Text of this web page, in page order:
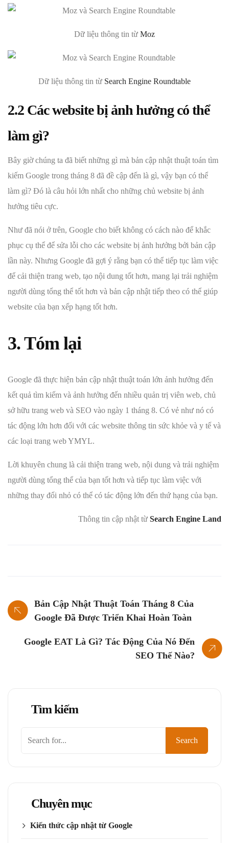
Dữ liệu thông tin từ Moz
Dữ liệu thông tin từ Search Engine Roundtable
2.2 Các website bị ảnh hưởng có thể
làm gì?
Bây giờ chúng ta đã biết những gì mà bản cập nhật thuật toán tìm
kiếm Google trong tháng 8 đã đề cập đến là gì, vậy bạn có thể
làm gì? Đó là câu hỏi lớn nhất cho những chủ website bị ảnh
hưởng tiêu cực.
Như đã nói ở trên, Google cho biết không có cách nào để khắc
phục cụ thể để sửa lỗi cho các website bị ảnh hưởng bởi bản cập
lần này. Nhưng Google đã gợi ý rằng bạn có thể tiếp tục làm việc
để cải thiện trang web, tạo nội dung tốt hơn, mang lại trải nghiệm
người dùng tổng thể tốt hơn và bản cập nhật tiếp theo có thể giúp
website của bạn xếp hạng tốt hơn.
3. Tóm lại
Google đã thực hiện bản cập nhật thuật toán lớn ảnh hưởng đến
kết quả tìm kiếm và ảnh hưởng đến nhiều quản trị viên web, chủ
sở hữu trang web và SEO vào ngày 1 tháng 8. Có vẻ như nó có
tác động lớn hơn đối với các website thông tin sức khỏe và y tế và
các loại trang web YMYL.
Lời khuyên chung là cải thiện trang web, nội dung và trải nghiệm
người dùng tổng thể của bạn tốt hơn và tiếp tục làm việc với
những thay đổi nhỏ có thể có tác động lớn đến thứ hạng của bạn.
Thông tin cập nhật từ Search Engine Land
Bản Cập Nhật Thuật Toán Tháng 8 Của
Google Đã Được Triển Khai Hoàn Toàn
Google EAT Là Gì? Tác Động Của Nó Đến
SEO Thế Nào?
Tìm kiếm
Search
Chuyên mục
Kiến thức cập nhật từ Google